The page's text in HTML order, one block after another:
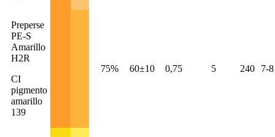
Preperse
PE-S
Amarillo
H2R
CI
pigmento
amarillo
139
75% 60±10 0,75 5 240 7-8